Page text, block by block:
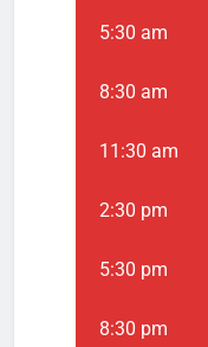
5:30 am
8:30 am
11:30 am
2:30 pm
5:30 pm
8:30 pm